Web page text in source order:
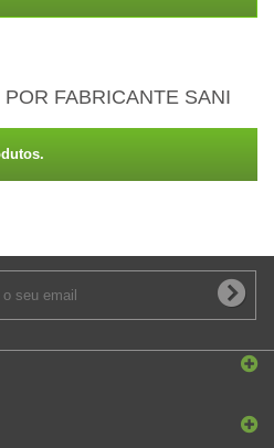
FABRICANTE SANI